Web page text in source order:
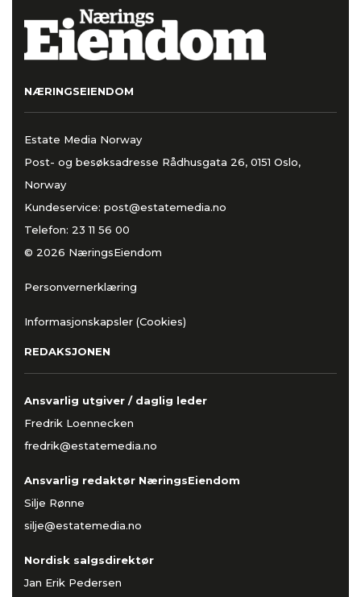
NÆRINGSEIENDOM
Estate Media Norway
Post- og besøksadresse Rådhusgata 26, 0151 Oslo,
Norway
Kundeservice: post@estatemedia.no
Telefon: 23 11 56 00
© 2026 NæringsEiendom
Personvernerklæring
Informasjonskapsler (Cookies)
REDAKSJONEN
Ansvarlig utgiver / daglig leder
Fredrik Loennecken
fredrik@estatemedia.no
Ansvarlig redaktør NæringsEiendom
Silje Rønne
silje@estatemedia.no
Nordisk salgsdirektør
Jan Erik Pedersen